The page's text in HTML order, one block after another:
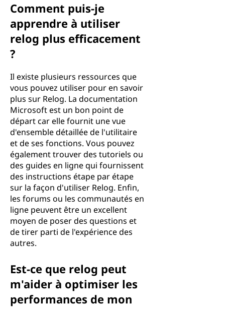
Comment puis-je
apprendre à utiliser
relog plus efficacement
?
Il existe plusieurs ressources que
vous pouvez utiliser pour en savoir
plus sur Relog. La documentation
Microsoft est un bon point de
départ car elle fournit une vue
d'ensemble détaillée de l'utilitaire
et de ses fonctions. Vous pouvez
également trouver des tutoriels ou
des guides en ligne qui fournissent
des instructions étape par étape
sur la façon d'utiliser Relog. Enfin,
les forums ou les communautés en
ligne peuvent être un excellent
moyen de poser des questions et
de tirer parti de l'expérience des
autres.
Est-ce que relog peut
m'aider à optimiser les
performances de mon